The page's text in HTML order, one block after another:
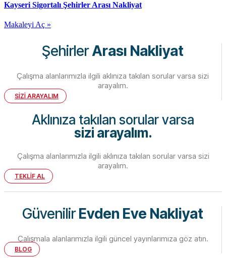
Kayseri Sigortalı Şehirler Arası Nakliyat
Makaleyi Aç »
ŞehirlerArası Nakliyat
Çalışma alanlarımızla ilgili aklınıza takılan sorular varsa sizi
arayalım.
SİZİ ARAYALIM
Aklınıza takılan sorular varsa
sizi arayalım.
Çalışma alanlarımızla ilgili aklınıza takılan sorular varsa sizi
arayalım.
TEKLİF AL
GüvenilirEvden Eve Nakliyat
Çalışmala alanlarımızla ilgili güncel yayınlarımıza göz atın.
BLOG